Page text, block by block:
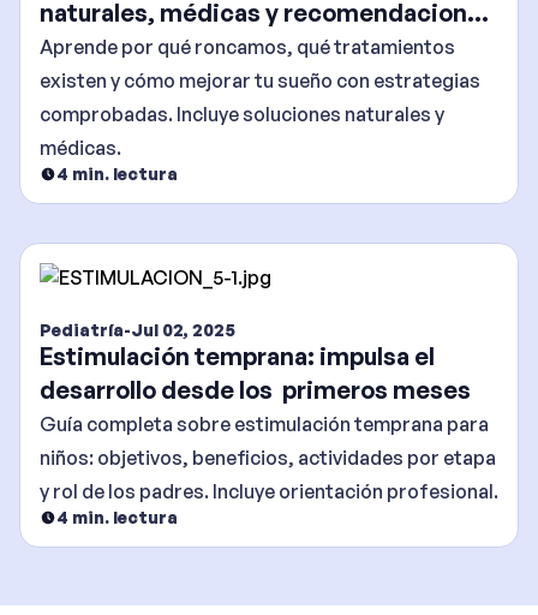
naturales, médicas y recomendaciones
efectivas
Aprende por qué roncamos, qué tratamientos
existen y cómo mejorar tu sueño con estrategias
comprobadas. Incluye soluciones naturales y
médicas.
4 min. lectura
Pediatría-Jul 02, 2025
Estimulación temprana: impulsa el
desarrollo desde los primeros meses
Guía completa sobre estimulación temprana para
niños: objetivos, beneficios, actividades por etapa
y rol de los padres. Incluye orientación profesional.
4 min. lectura